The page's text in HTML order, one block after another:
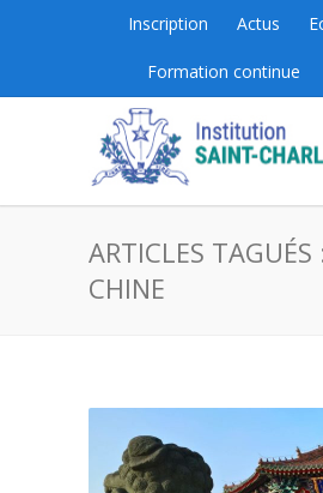
Inscription Actus
Formation continue
ARTICLES TAGUÉS
CHINE